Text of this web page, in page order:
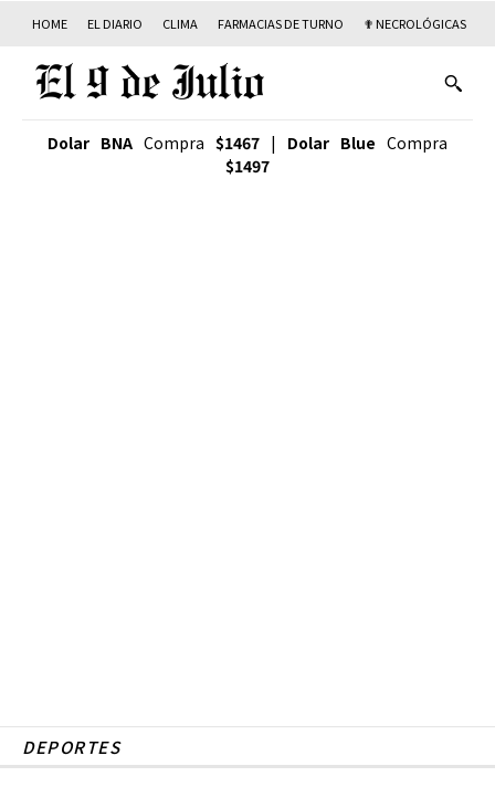
HOME EL DIARIO CLIMA FARMACIAS DE TURNO ✟ NECROLÓGICAS
Dolar BNA Compra $1467 | Dolar Blue Compra
$1497
DEPORTES